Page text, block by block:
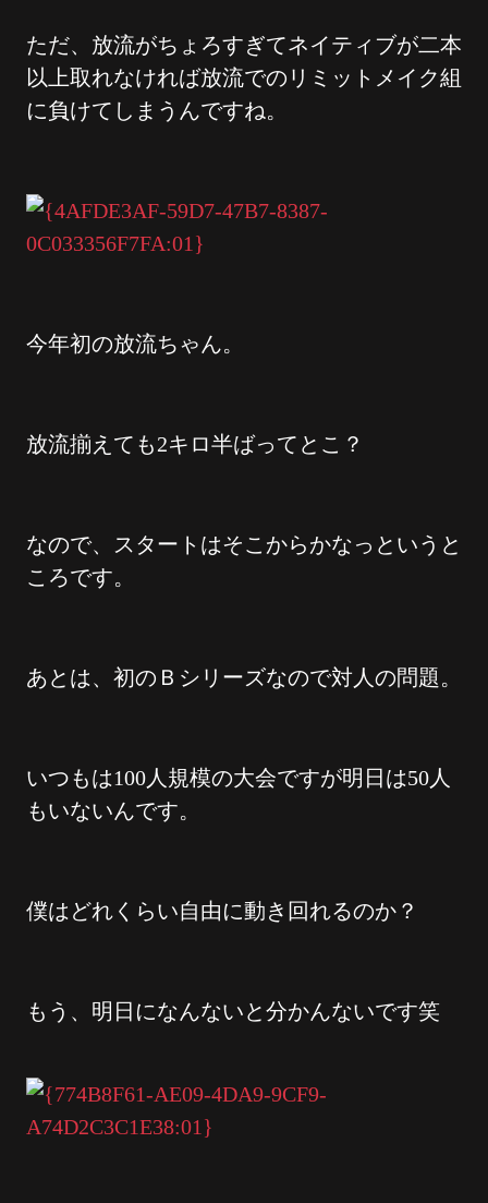
ただ、放流がちょろすぎてネイティブが二本
以上取れなければ放流でのリミットメイク組
に負けてしまうんですね。
今年初の放流ちゃん。
放流揃えても2キロ半ばってとこ？
なので、スタートはそこからかなっというと
ころです。
あとは、初のＢシリーズなので対人の問題。
いつもは100人規模の大会ですが明日は50人
もいないんです。
僕はどれくらい自由に動き回れるのか？
もう、明日になんないと分かんないです笑